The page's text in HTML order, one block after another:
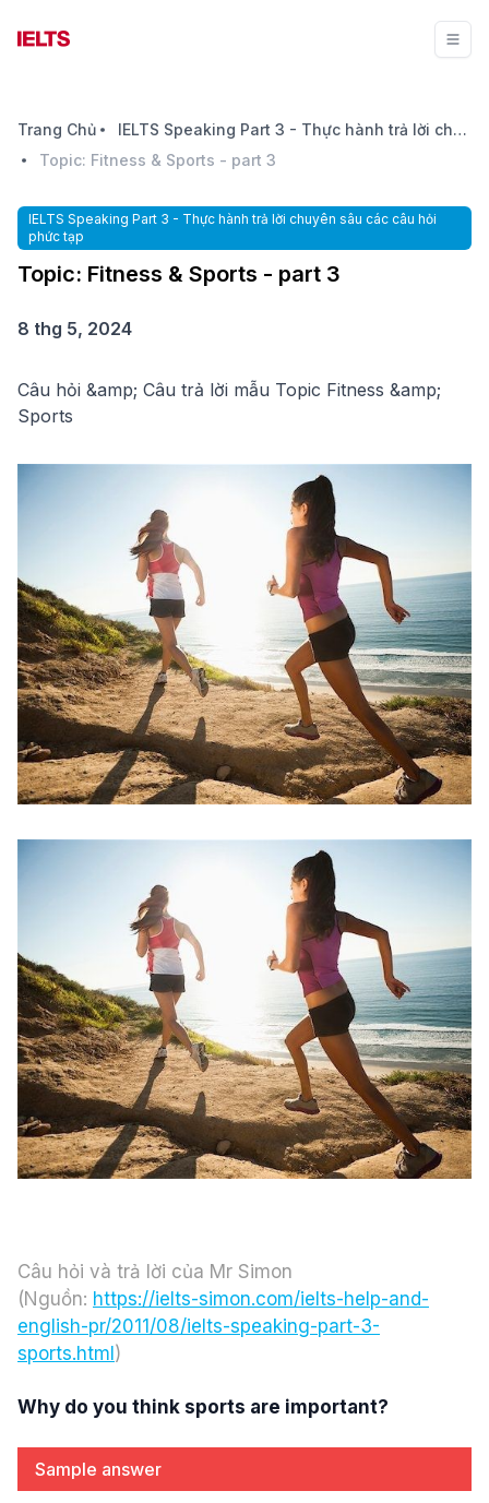
Trang Chủ
IELTS Speaking Part 3 - Thực hành trả lời chuyên sâu các câu hỏi phức tạp
Topic: Fitness & Sports - part 3
IELTS Speaking Part 3 - Thực hành trả lời chuyên sâu các câu hỏi
phức tạp
Topic: Fitness & Sports - part 3
8 thg 5, 2024
Câu hỏi &amp; Câu trả lời mẫu Topic Fitness &amp;
Sports
Câu hỏi và trả lời của Mr Simon
(Nguồn: https://ielts-simon.com/ielts-help-and-
english-pr/2011/08/ielts-speaking-part-3-
sports.html )
Why do you think sports are important?
Sample answer